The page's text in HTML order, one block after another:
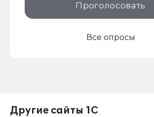
Проголосовать
Все опросы
Другие сайты 1С